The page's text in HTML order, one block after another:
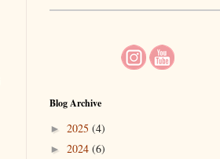
Blog Archive
► 2025 (4)
► 2024 (6)